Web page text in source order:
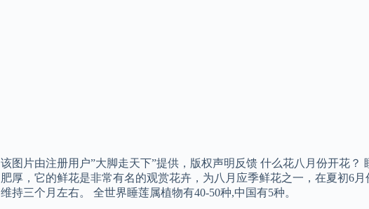
该图片由注册用户”大脚走天下”提供，版权声明反馈 什么花八月份开花
肥厚，它的鲜花是非常有名的观赏花卉，为八月应季鲜花之一，在夏初6
维持三个月左右。 全世界睡莲属植物有40-50种,中国有5种。